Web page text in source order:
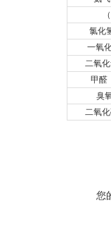
氯化
一氧
二氧
甲醛
臭
二氧
您